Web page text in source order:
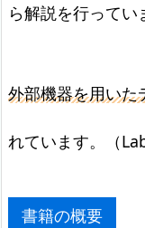
ら解説を行ってい
外部機器を用いた
れています。（
書籍の概要